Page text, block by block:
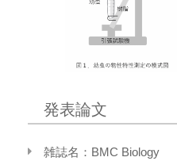
発表論文
雑誌名：BMC Biology